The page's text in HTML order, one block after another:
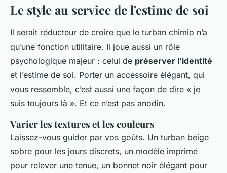
Le style au service de l'estime de soi
Il serait réducteur de croire que le turban chimio n’a
qu’une fonction utilitaire. Il joue aussi un rôle
psychologique majeur : celui de préserver l’identité
et l’estime de soi. Porter un accessoire élégant, qui
vous ressemble, c’est aussi une façon de dire « je
suis toujours là ». Et ce n’est pas anodin.
Varier les textures et les couleurs
Laissez-vous guider par vos goûts. Un turban beige
sobre pour les jours discrets, un modèle imprimé
pour relever une tenue, un bonnet noir élégant pour